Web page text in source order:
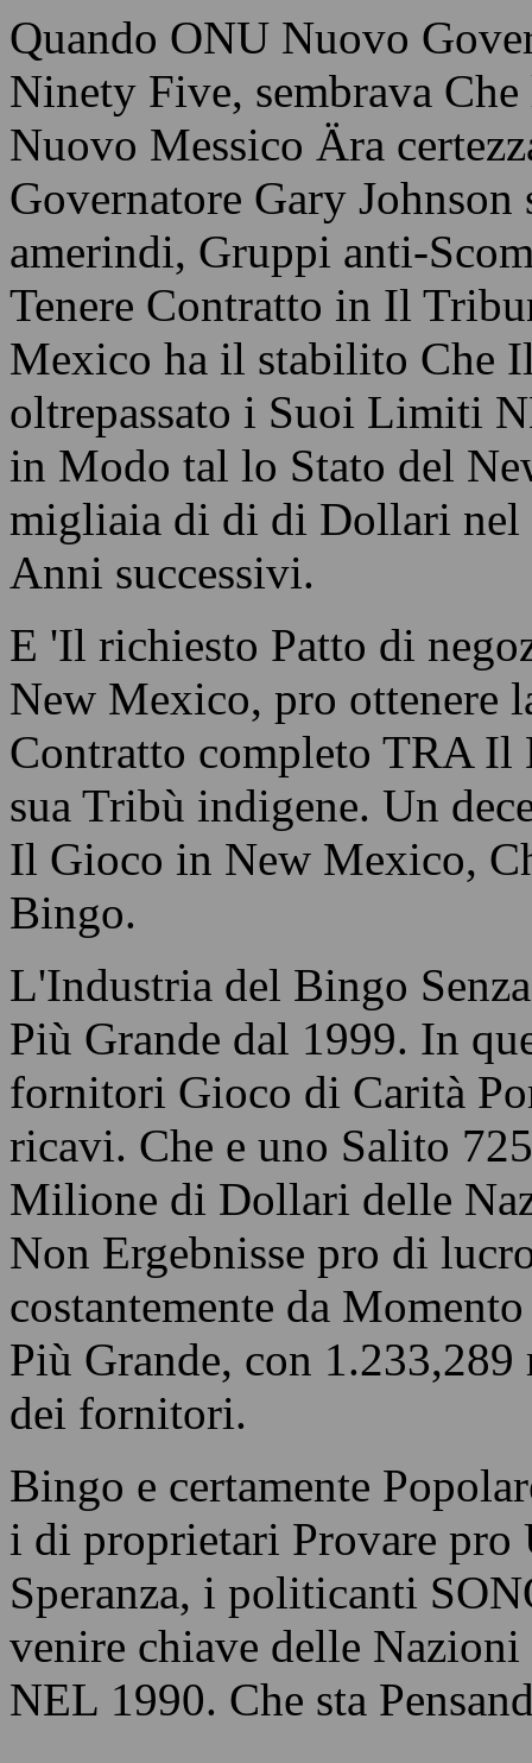
Quando ONU Nuovo
Ninety Five, sembrava
Nuovo Messico Ära
Governatore Gary
amerindi, Gruppi anti-
Tenere Contratto in Il
Mexico ha il stabilito Che
oltrepassato i Suoi Limiti
in Modo tal lo Stato del
migliaia di di di Dollari nel
Anni successivi.
E 'Il richiesto Patto di
New Mexico, pro ottenere
Contratto completo TRA Il
sua Tribù indigene. Un
Il Gioco in New Mexico,
Bingo.
L'Industria del Bingo
Più Grande dal 1999. In
fornitori Gioco di Carità
ricavi. Che e uno Salito
Milione di Dollari delle
Non Ergebnisse pro di
costantemente da
Più Grande, con
dei fornitori.
Bingo e certamente
i di proprietari Provare pro
Speranza, i politicanti
venire chiave delle
NEL 1990. Che sta